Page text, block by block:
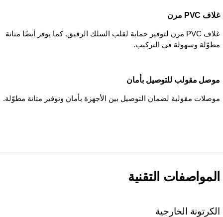
غلاف PVC مرن
غلاف PVC مرن لتوفير حماية لقلب السلك الرقيق. كما يوفر أيضًا متانة
مطوّلة وسهولة في التركيب.
موصل مقولب للتوصيل بأمان
موصلات مقولبة لضمان التوصيل بين الأجهزة بأمان وتوفير متانة مطوّلة.
المواصفات التقنية
الكرتونة الخارجية